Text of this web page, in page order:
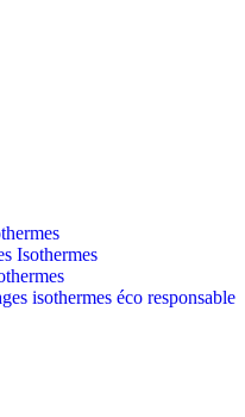
Isothermes
isothermes éco responsable